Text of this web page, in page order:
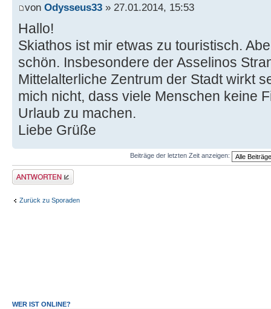
von Odysseus33 » 27.01.2014, 15:53
Hallo!
Skiathos ist mir etwas zu touristisch.
schön. Insbesondere der Asselinos
Mittelalterliche Zentrum der Stadt wirkt
mich nicht, dass viele Menschen keine
Urlaub zu machen.
Liebe Grüße
Beiträge der letzten Zeit anzeigen:
Antwort erstellen
Zurück zu Sporaden
WER IST ONLINE?